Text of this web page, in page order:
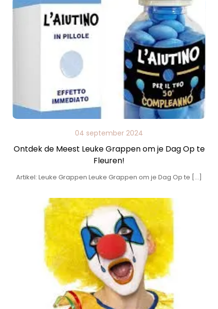
04 september 2024
Ontdek de Meest Leuke Grappen om je Dag Op te
Fleuren!
Artikel: Leuke Grappen Leuke Grappen om je Dag Op te […]